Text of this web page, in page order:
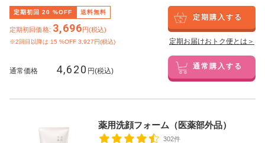
定期初回 20 %OFF 送料無料
定期初回価格: 3,696円(税込)
※2回目以降は 15 %OFF 3,927円(税込)
定期購入する
定期お届けおトク便とは＞
通常価格 4,620 円(税込) 通常購入する
薬用洗顔フォーム（医薬部外品）
302件